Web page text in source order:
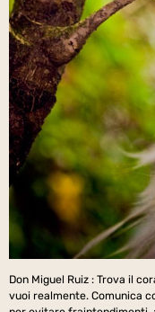
Don Miguel Ruiz : Trova il
vuoi realmente. Comunica